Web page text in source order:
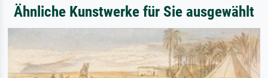
Ähnliche Kunstwerke für Sie ausgewählt